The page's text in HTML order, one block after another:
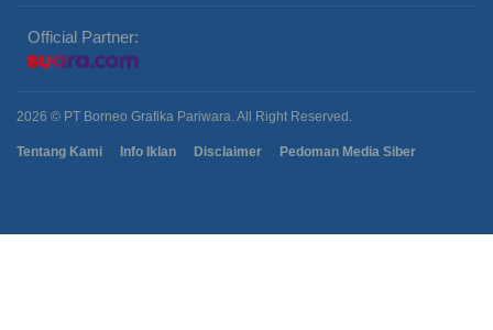
Official Partner:
2026 © PT Borneo Grafika Pariwara. All Right Reserved.
Tentang Kami Info Iklan Disclaimer Pedoman Media Siber